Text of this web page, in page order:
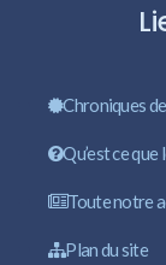
Chroniques
Qu’est ce que
Toute notre
Plan du site